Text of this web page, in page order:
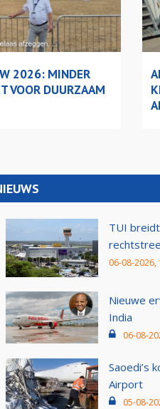
2026: MINDER
VOOR DUURZAAM
TUI
06-08-2026,
Nieuwe
India
06-08-
Saoedi’s
Airport
05-08-